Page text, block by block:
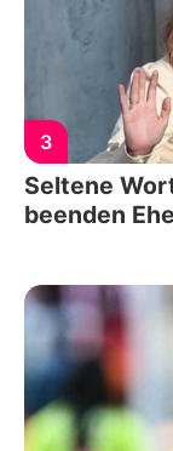
3
Seltene
beenden